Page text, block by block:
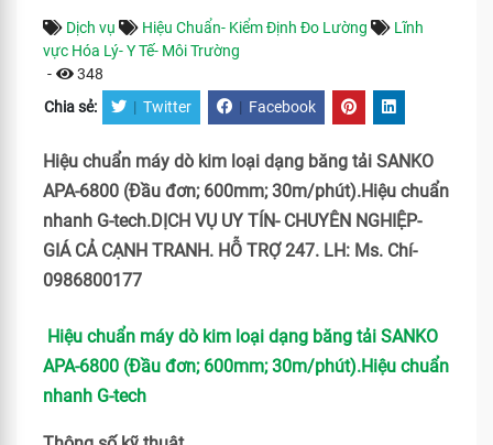
Dịch vụ Hiệu Chuẩn- Kiểm Định Đo Lường
Lĩnh
vực Hóa Lý- Y Tế- Môi Trường
-
348
Chia sẻ: | Twitter | Facebook
Hiệu chuẩn máy dò kim loại dạng băng tải SANKO
APA-6800 (Đầu đơn; 600mm; 30m/phút).Hiệu chuẩn
nhanh G-tech.DỊCH VỤ UY TÍN- CHUYÊN NGHIỆP-
GIÁ CẢ CẠNH TRANH. HỖ TRỢ 247. LH: Ms. Chí-
0986800177
Hiệu chuẩn máy dò kim loại dạng băng tải SANKO
APA-6800 (Đầu đơn; 600mm; 30m/phút).Hiệu chuẩn
nhanh G-tech